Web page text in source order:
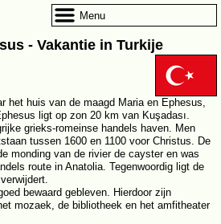
- Vakantie in Turkije
het huis van de maagd Maria en Ephesus,
ligt op zon 20 km van Kuşadası.
grieks-romeinse handels haven. Men
tussen 1600 en 1100 voor Christus. De
monding van de rivier de cayster en was
route in Anatolia. Tegenwoordig ligt de
bewaard gebleven. Hierdoor zijn
mozaek, de bibliotheek en het amfitheater
Menu